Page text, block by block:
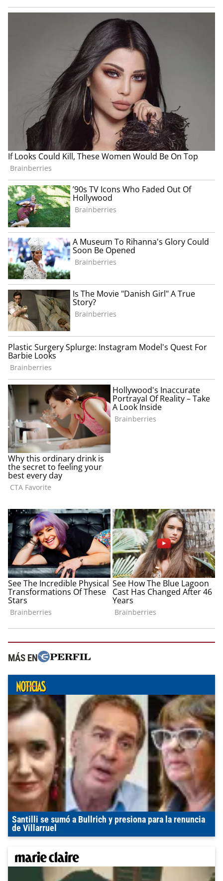
MÁS EN
Santilli se sumó a Bullrich y presiona para la renuncia
de Villarruel